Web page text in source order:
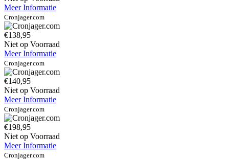
Meer Informatie
Cronjager.com
€138,95
Niet op Voorraad
Meer Informatie
Cronjager.com
€140,95
Niet op Voorraad
Meer Informatie
Cronjager.com
€198,95
Niet op Voorraad
Meer Informatie
Cronjager.com